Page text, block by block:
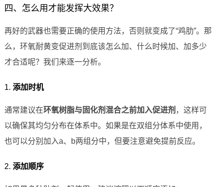
四、怎么用才能发挥大效果？
再好的武器也需要正确的使用方法，否则就变成了“鸡肋”。那
么，环氧耐黄变促进剂到底该怎么加、什么时候加、加多少
才合适呢？我们来逐一分析。
1. 添加时机
通常建议在环氧树脂与固化剂混合之前加入促进剂 ，这样可
以确保其均匀分布在体系中。如果是在双组分体系中使用，
也可以分别加入a、b两组分中，但要注意避免提前反应。
2. 添加顺序